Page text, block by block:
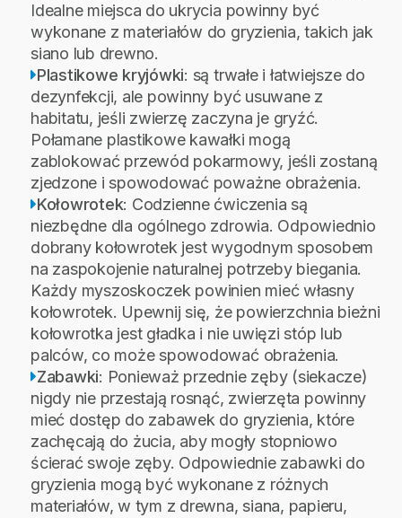
Idealne miejsca do ukrycia powinny być
wykonane z materiałów do gryzienia, takich jak
siano lub drewno.
Plastikowe kryjówki: są trwałe i łatwiejsze do
dezynfekcji, ale powinny być usuwane z
habitatu, jeśli zwierzę zaczyna je gryźć.
Połamane plastikowe kawałki mogą
zablokować przewód pokarmowy, jeśli zostaną
zjedzone i spowodować poważne obrażenia.
Kołowrotek: Codzienne ćwiczenia są
niezbędne dla ogólnego zdrowia. Odpowiednio
dobrany kołowrotek jest wygodnym sposobem
na zaspokojenie naturalnej potrzeby biegania.
Każdy myszoskoczek powinien mieć własny
kołowrotek. Upewnij się, że powierzchnia bieżni
kołowrotka jest gładka i nie uwięzi stóp lub
palców, co może spowodować obrażenia.
Zabawki: Ponieważ przednie zęby (siekacze)
nigdy nie przestają rosnąć, zwierzęta powinny
mieć dostęp do zabawek do gryzienia, które
zachęcają do żucia, aby mogły stopniowo
ścierać swoje zęby. Odpowiednie zabawki do
gryzienia mogą być wykonane z różnych
materiałów, w tym z drewna, siana, papieru,